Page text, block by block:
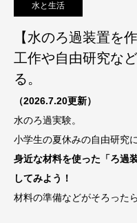
水と生活
【水のろ過装置を
工作や自由研究な
る。
（2026.7.20更新）
水のろ過実験。
小学生の夏休みの自由研究
身近な材料を使った「ろ過
してみよう！
材料の準備などがそろった